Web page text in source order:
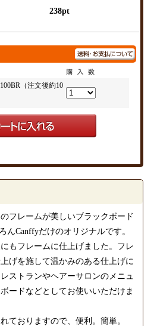
238pt
（注文後約10
フレームが美しいブラックボード
んCanffyだけのオリジナルです。
もフレームに仕上げました。フレ
げを施して温かみのある仕上げに
ストランやヘアーサロンのメニュ
ードなどとしてお使いいただけま
ておりますので、便利。簡単。